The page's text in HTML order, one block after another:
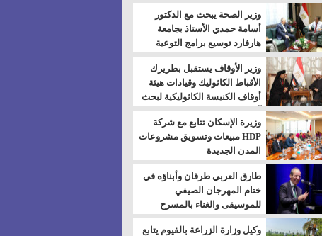
بالسويس
وزير الصحة يبحث مع الدكتور
أسامة حمدي الأستاذ بجامعة
هارفارد توسيع برامج التوعية
بمرض السكري
وزير الأوقاف يستقبل بطريرك
الأقباط الكاثوليك وقيادات هيئة
أوقاف الكنيسة الكاثوليكية لبحث
آفاق التعاون المشترك
وزيرة الإسكان تتابع مع شركة
HDP مبيعات وتسويق مشروعات
المدن الجديدة
طارق العربي طرقان وأبناؤه في
ختام المهرجان الصيفي
للموسيقى والغناء بالمسرح
المكشوف
وكيل وزارة الزراعة بالفيوم يتابع